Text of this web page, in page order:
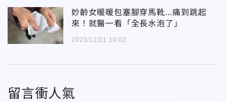
妙齡女暖暖包塞腳穿馬靴...痛到跳起
來！就醫一看「全長水泡了」
2023/12/21 10:02
留言衝人氣